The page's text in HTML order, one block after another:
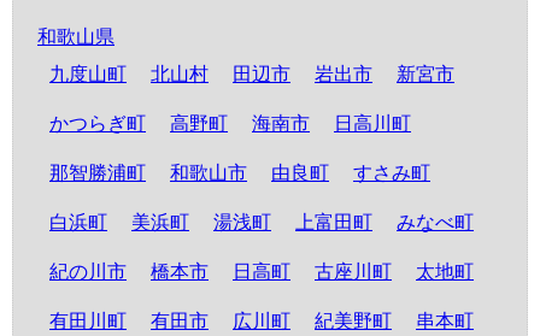
和歌山県
九度山町
北山村 田辺市 岩出市 新宮市
かつらぎ町 高野町 海南市 日高川町
那智勝浦町 和歌山市 由良町 すさみ町
白浜町 美浜町 湯浅町 上富田町 みなべ町
紀の川市 橋本市 日高町 古座川町 太地町
有田川町 有田市 広川町 紀美野町 串本町